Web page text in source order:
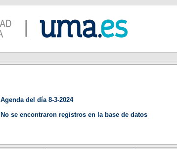
Agenda del día 8-3-2024
No se encontraron registros en la base de datos